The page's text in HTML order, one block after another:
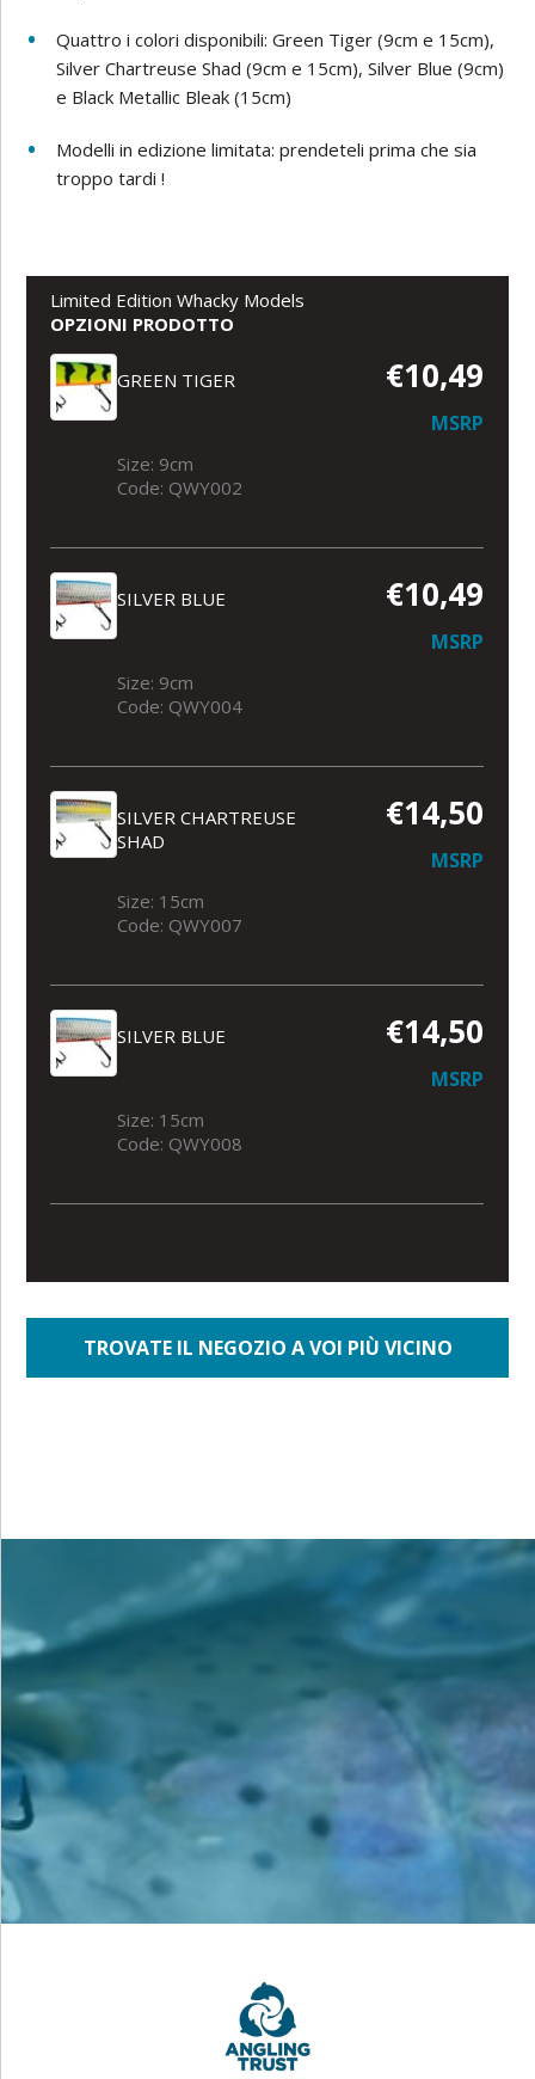
Quattro i colori disponibili: Green Tiger (9cm e 15cm),
Silver Chartreuse Shad (9cm e 15cm), Silver Blue (9cm)
e Black Metallic Bleak (15cm)
Modelli in edizione limitata: prendeteli prima che sia
troppo tardi !
Limited Edition Whacky Models
OPZIONI PRODOTTO
GREEN TIGER €10,49
MSRP
Size: 9cm
Code: QWY002
SILVER BLUE €10,49
MSRP
Size: 9cm
Code: QWY004
SILVER CHARTREUSE
SHAD
€14,50
MSRP
Size: 15cm
Code: QWY007
SILVER BLUE €14,50
MSRP
Size: 15cm
Code: QWY008
TROVATE IL NEGOZIO A VOI PIÙ VICINO